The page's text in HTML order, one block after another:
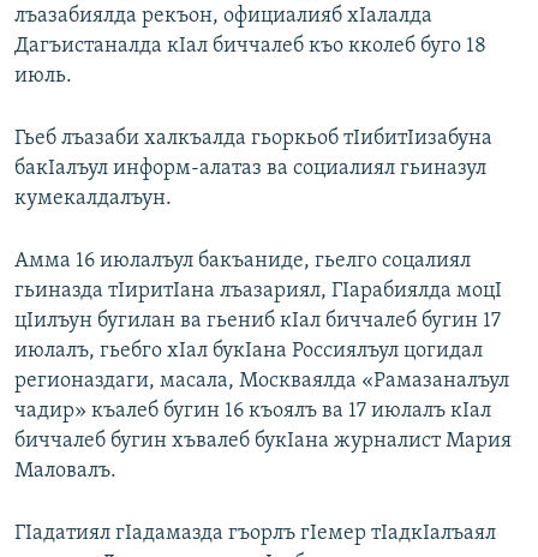
лъазабиялда рекъон, официалияб хIалалда
Дагъистаналда кIал биччалеб къо кколеб буго 18
июль.
Гьеб лъазаби халкъалда гьоркьоб тIибитIизабуна
бакIалъул информ-алатаз ва социалиял гьиназул
кумекалдалъун.
Амма 16 июлалъул бакъаниде, гьелго соцалиял
гьиназда тIиритIана лъазариял, ГIарабиялда моцI
цIилъун бугилан ва гьениб кIал биччалеб бугин 17
июлалъ, гьебго хIал букIана Россиялъул цогидал
регионаздаги, масала, Москваялда «Рамазаналъул
чадир» къалеб бугин 16 къоялъ ва 17 июлалъ кIал
биччалеб бугин хъвалеб букIана журналист Мария
Маловалъ.
ГIадатиял гIадамазда гъорлъ гIемер тIадкIалъаял